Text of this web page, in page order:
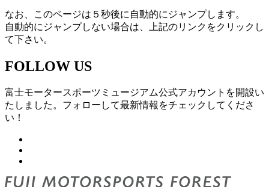
なお、このページは５秒後に自動的にジャンプします。
自動的にジャンプしない場合は、上記のリンクをクリックし
て下さい。
FOLLOW US
富士モータースポーツミュージアム公式アカウントを開設い
たしました。フォローして最新情報をチェックしてくださ
い！